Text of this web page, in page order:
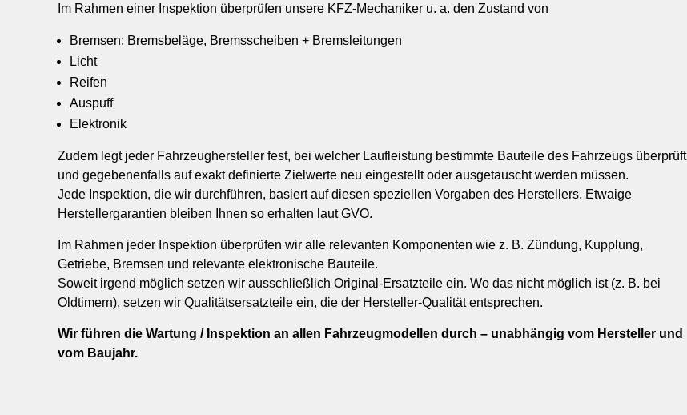
Im Rahmen einer Inspektion überprüfen unsere KFZ-Mechaniker u. a. den Zustand von
Bremsen: Bremsbeläge, Bremsscheiben + Bremsleitungen
Licht
Reifen
Auspuff
Elektronik
Zudem legt jeder Fahrzeughersteller fest, bei welcher Laufleistung bestimmte Bauteile des Fahrzeugs überprüft
und gegebenenfalls auf exakt definierte Zielwerte neu eingestellt oder ausgetauscht werden müssen.
Jede Inspektion, die wir durchführen, basiert auf diesen speziellen Vorgaben des Herstellers. Etwaige
Herstellergarantien bleiben Ihnen so erhalten laut GVO.
Im Rahmen jeder Inspektion überprüfen wir alle relevanten Komponenten wie z. B. Zündung, Kupplung,
Getriebe, Bremsen und relevante elektronische Bauteile.
Soweit irgend möglich setzen wir ausschließlich Original-Ersatzteile ein. Wo das nicht möglich ist (z. B. bei
Oldtimern), setzen wir Qualitätsersatzteile ein, die der Hersteller-Qualität entsprechen.
Wir führen die Wartung / Inspektion an allen Fahrzeugmodellen durch – unabhängig vom Hersteller und
vom Baujahr.